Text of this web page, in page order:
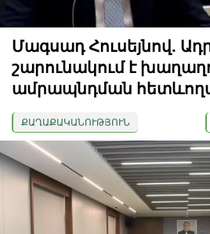
Մագսադ Հուսեյնով.
շարունակում է
ամրապնդման
ՔԱՂԱՔԱԿԱՆՈՒԹՅՈՒՆ